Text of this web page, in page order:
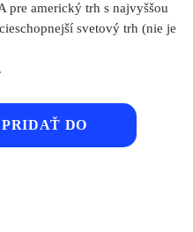
pre americký trh s najvyššou
svetový trh (nie je
PRIDAŤ DO